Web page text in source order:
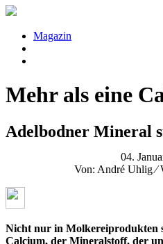
Magazin
Mehr als eine
Adelbodner Mineral
04.
Von: André Uhlig ⁄
Nicht nur in Molkereiprodukten
Calcium, der Mineralstoff, der